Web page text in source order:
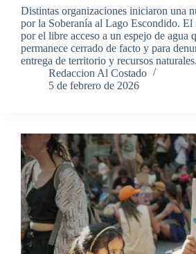
Distintas organizaciones iniciaron una
por la Soberanía al Lago Escondido. El
por el libre acceso a un espejo de agua
permanece cerrado de facto y para
entrega de territorio y recursos
Redaccion Al Costado
5 de febrero de 2026